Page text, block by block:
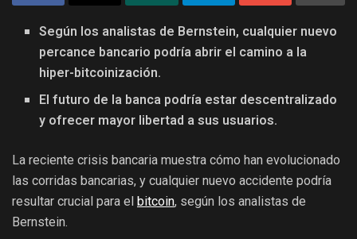
Según los analistas de Bernstein, cualquier nuevo
percance bancario podría abrir el camino a la
hiper-bitcoinización.
El futuro de la banca podría estar descentralizado
y ofrecer mayor libertad a sus usuarios.
La reciente crisis bancaria muestra cómo han evolucionado
las corridas bancarias, y cualquier nuevo accidente podría
resultar crucial para el bitcoin, según los analistas de
Bernstein.